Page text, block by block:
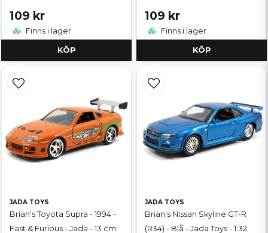
109 kr
Finns i lager
KÖP
109 kr
Finns i lager
KÖP
JADA TOYS
Brian's Toyota Supra - 1994 -
Fast & Furious - Jada - 13 cm
JADA TOYS
Brian's Nissan Skyline GT-R
(R34) - Blå - Jada Toys - 1:32